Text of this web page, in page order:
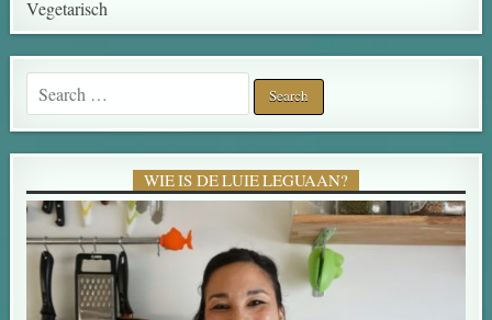
Vegetarisch
Search for:
WIE IS DE LUIE LEGUAAN?